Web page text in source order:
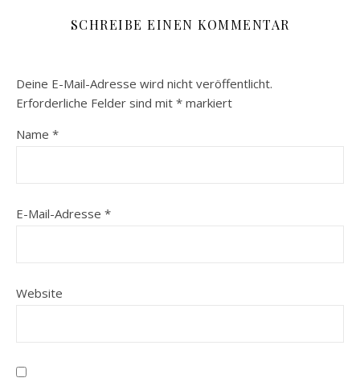
SCHREIBE EINEN KOMMENTAR
Deine E-Mail-Adresse wird nicht veröffentlicht.
Erforderliche Felder sind mit * markiert
Name *
E-Mail-Adresse *
Website